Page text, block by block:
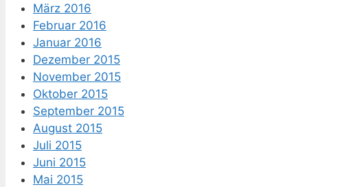
März 2016
Februar 2016
Januar 2016
Dezember 2015
November 2015
Oktober 2015
September 2015
August 2015
Juli 2015
Juni 2015
Mai 2015